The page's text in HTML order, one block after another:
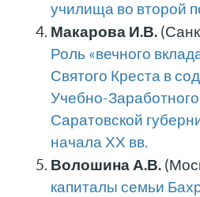
училища во второй
Макарова И.В.
Роль «вечного
Святого Креста в
Учебно-
Саратовской
начала ХХ вв.
Волошина А.В.
капиталы семьи